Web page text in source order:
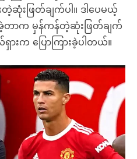
ဆုံးဖြတ်ချက်ပါ။ ဒါပေမယ့်
တာက မှန်ကန်တဲ့ဆုံးဖြတ်ချက်
းက ပြောကြားခဲ့ပါတယ်။